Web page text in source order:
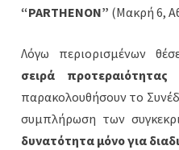
“PARTHENON” (Μακρή 6,
Λόγω περιορισμένων
σειρά προτεραιότητας
παρακολουθήσουν το
συμπλήρωση των
δυνατότητα μόνο για